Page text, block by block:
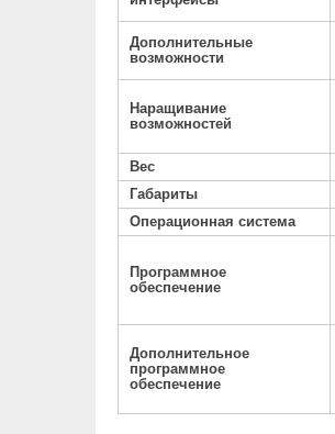
Дополнительные
возможности
Наращивание
возможностей
Вес
Габариты
Операционная система
Программное
обеспечение
Дополнительное
программное
обеспечение